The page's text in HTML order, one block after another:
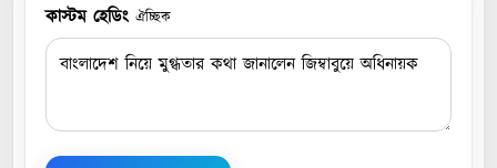
কাস্টম হেডিং ঐচ্ছিক